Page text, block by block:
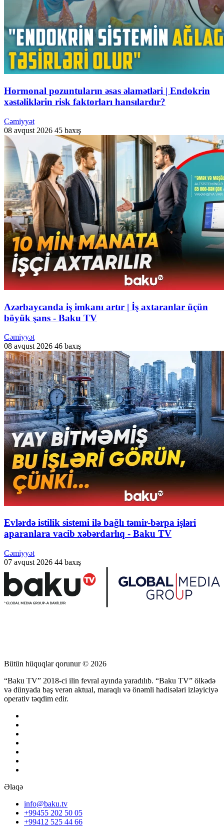
Hormonal pozuntuların əsas əlamətləri | Endokrin
xəstəliklərin risk faktorları hansılardır?
Cəmiyyət
08 avqust 2026 45 baxış
Azərbaycanda iş imkanı artır | İş axtaranlar üçün
böyük şans - Baku TV
Cəmiyyət
08 avqust 2026 46 baxış
Evlərdə istilik sistemi ilə bağlı təmir-bərpa işləri
aparanlara vacib xəbərdarlıq - Baku TV
Cəmiyyət
07 avqust 2026 44 baxış
Bütün hüquqlar qorunur © 2026
“Baku TV” 2018-ci ilin fevral ayında yaradılıb. “Baku TV” ölkədə
və dünyada baş verən aktual, maraqlı və önəmli hadisələri izləyiciyə
operativ təqdim edir.
Əlaqə
info@baku.tv
+99455 202 50 05
+99412 525 44 66